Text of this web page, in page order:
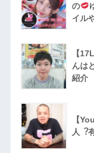
の
イル
【
んは
紹介
【
⼈︖